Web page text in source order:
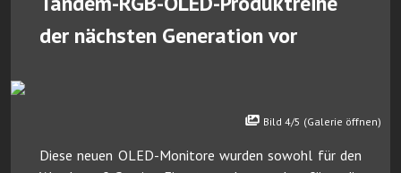
der nächsten Generation vor
Bild 4/5 (Galerie öffnen)
Diese neuen OLED-Monitore wurden sowohl für den